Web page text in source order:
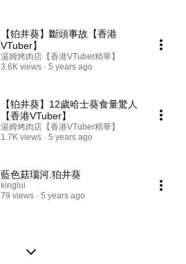
【狛井葵】斷頭事故【香港
VTuber】
湯姆烤肉店【香港VTuber精華】
3.6K views
5 years ago
【狛井葵】12歲哈士葵食量驚人
【香港VTuber】
湯姆烤肉店【香港VTuber精華】
1.7K views
5 years ago
藍色菇瑙河.狛井葵
kinglui
79 views
5 years ago